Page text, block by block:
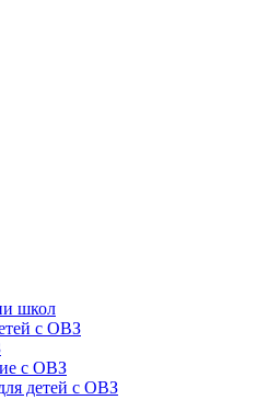
школ
с ОВЗ
с ОВЗ
детей с ОВЗ